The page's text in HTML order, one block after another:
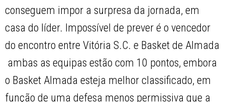
conseguem impor a surpresa da jornada, em
casa do líder. Impossível de prever é o vencedor
do encontro entre Vitória S.C. e Basket de Almada
 ambas as equipas estão com 10 pontos, embora
o Basket Almada esteja melhor classificado, em
função de uma defesa menos permissiva que a